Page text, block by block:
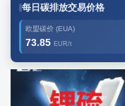
每日碳排放交易价格
欧盟碳价 (EUA)
73.85 EUR/t
广告2